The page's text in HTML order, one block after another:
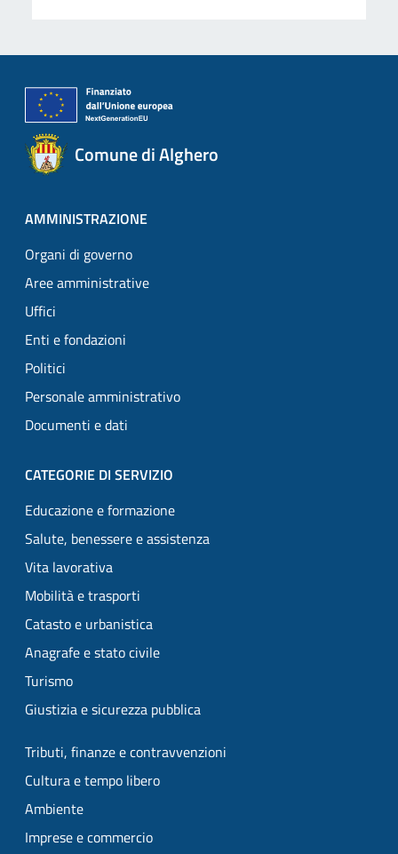
Comune di Alghero
AMMINISTRAZIONE
Organi di governo
Aree amministrative
Uffici
Enti e fondazioni
Politici
Personale amministrativo
Documenti e dati
CATEGORIE DI SERVIZIO
Educazione e formazione
Salute, benessere e assistenza
Vita lavorativa
Mobilità e trasporti
Catasto e urbanistica
Anagrafe e stato civile
Turismo
Giustizia e sicurezza pubblica
Tributi, finanze e contravvenzioni
Cultura e tempo libero
Ambiente
Imprese e commercio